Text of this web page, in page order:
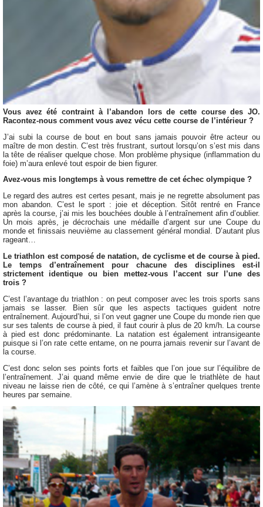
Vous avez été contraint à l’abandon lors de cette course des JO.
Racontez-nous comment vous avez vécu cette course de l’intérieur ?
J’ai subi la course de bout en bout sans jamais pouvoir être acteur ou
maître de mon destin. C’est très frustrant, surtout lorsqu’on s’est mis dans
la tête de réaliser quelque chose. Mon problème physique (inflammation du
foie) m’aura enlevé tout espoir de bien figurer.
Avez-vous mis longtemps à vous remettre de cet échec olympique ?
Le regard des autres est certes pesant, mais je ne regrette absolument pas
mon abandon. C’est le sport : joie et déception. Sitôt rentré en France
après la course, j’ai mis les bouchées double à l’entraînement afin d’oublier.
Un mois après, je décrochais une médaille d’argent sur une Coupe du
monde et finissais neuvième au classement général mondial. D’autant plus
rageant…
Le triathlon est composé de natation, de cyclisme et de course à pied.
Le temps d’entraînement pour chacune des disciplines est-il
strictement identique ou bien mettez-vous l’accent sur l’une des
trois ?
C’est l’avantage du triathlon : on peut composer avec les trois sports sans
jamais se lasser. Bien sûr que les aspects tactiques guident notre
entraînement. Aujourd’hui, si l’on veut gagner une Coupe du monde rien que
sur ses talents de course à pied, il faut courir à plus de 20 km/h. La course
à pied est donc prédominante. La natation est également intransigeante
puisque si l’on rate cette entame, on ne pourra jamais revenir sur l’avant de
la course.
C’est donc selon ses points forts et faibles que l’on joue sur l’équilibre de
l’entraînement. J’ai quand même envie de dire que le triathlète de haut
niveau ne laisse rien de côté, ce qui l’amène à s’entraîner quelques trente
heures par semaine.